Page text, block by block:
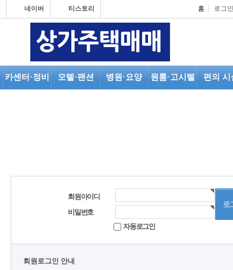
네이버 티스토리 홈 로그인
카센터·정비 모텔·팬션 병원·요양 원룸·고시텔 편의 시
회원아이디
비밀번호
자동로그인
회원로그인 안내